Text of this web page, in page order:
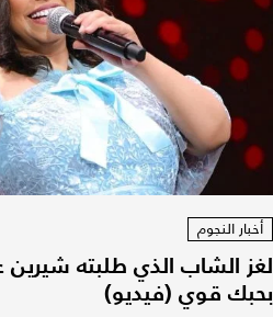
أخبار النجوم
لغز الشاب الذي طلبته شيرين
بحبك قوي (فيديو)